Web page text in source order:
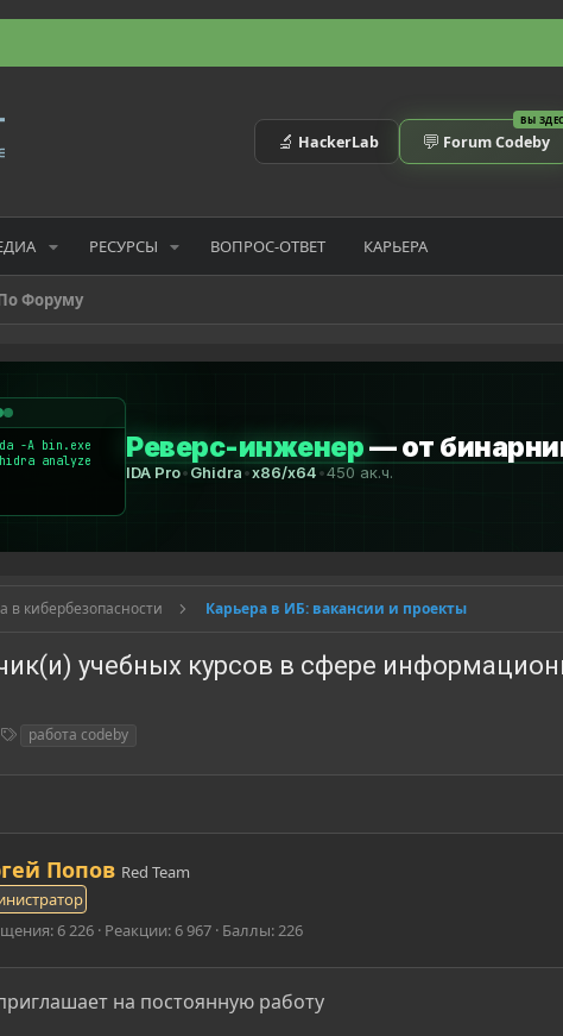
🔬 HackerLab
ВЫ
💬 Forum Codeby
РЕСУРСЫ ВОПРОС-ОТВЕТ КАРЬЕРА
Форуму
в кибербезопасности Карьера в ИБ: вакансии и проекты
учебных курсов в сфере
г
работа codeby
Попов Red Team
6 226 Реакции 6 967 Баллы 226
на постоянную работу